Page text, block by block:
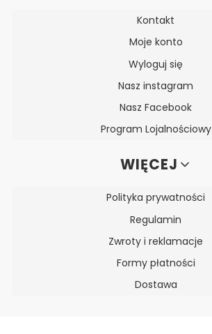
Kontakt
Moje konto
Wyloguj się
Nasz instagram
Nasz Facebook
Program Lojalnościowy
WIĘCEJ
Polityka prywatności
Regulamin
Zwroty i reklamacje
Formy płatności
Dostawa